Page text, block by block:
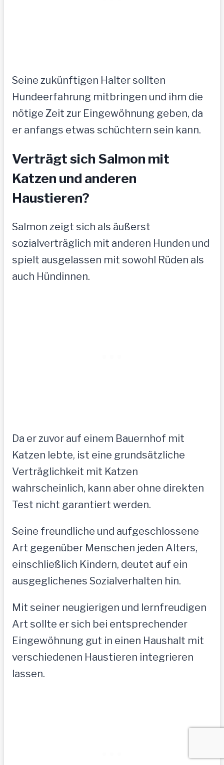
Seine zukünftigen Halter sollten
Hundeerfahrung mitbringen und ihm die
nötige Zeit zur Eingewöhnung geben, da
er anfangs etwas schüchtern sein kann.
Verträgt sich Salmon mit
Katzen und anderen
Haustieren?
Salmon zeigt sich als äußerst
sozialverträglich mit anderen Hunden und
spielt ausgelassen mit sowohl Rüden als
auch Hündinnen.
Da er zuvor auf einem Bauernhof mit
Katzen lebte, ist eine grundsätzliche
Verträglichkeit mit Katzen
wahrscheinlich, kann aber ohne direkten
Test nicht garantiert werden.
Seine freundliche und aufgeschlossene
Art gegenüber Menschen jeden Alters,
einschließlich Kindern, deutet auf ein
ausgeglichenes Sozialverhalten hin.
Mit seiner neugierigen und lernfreudigen
Art sollte er sich bei entsprechender
Eingewöhnung gut in einen Haushalt mit
verschiedenen Haustieren integrieren
lassen.